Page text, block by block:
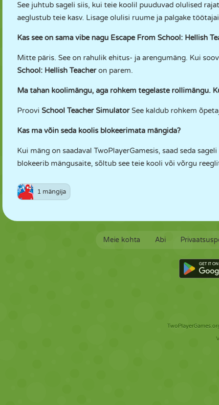
See juhtub sageli siis, kui teie koolil puuduvad olulised
aeglustub teie kasv. Lisage olulisi ruume ja palgake
Kas see on sama vibe nagu Escape From School: Hellish
Mitte päris. See on rahulik ehitus- ja arengumäng. Kui
School: Hellish Teacheron parem.
Ma tahan koolimängu, aga rohkem tegelaste rollimängu.
Proovi School Teacher SimulatorSee kaldub rohkem
Kas ma võin seda koolis blokeerimata mängida?
Kui mäng on saadaval TwoPlayerGamesis, saad seda
blokeerib mängusaite, sõltub see teie kooli või võrgu
1 mängija
Meie kohta Abi